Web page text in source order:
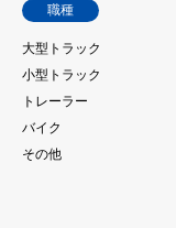
職種
大型トラック
小型トラック
トレーラー
バイク
その他